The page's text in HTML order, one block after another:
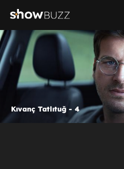
Kıvanç Tatlıtuğ - 4